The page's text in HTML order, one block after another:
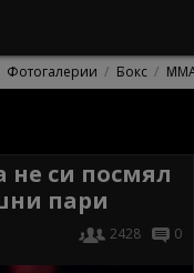
Фотогалерии Бокс
не си посмял
пари
2428 0